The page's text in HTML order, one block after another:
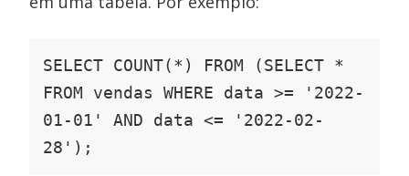
SELECT COUNT(*) FROM (SELECT *
FROM vendas WHERE data >= '2022-
01-01' AND data <= '2022-02-
28');